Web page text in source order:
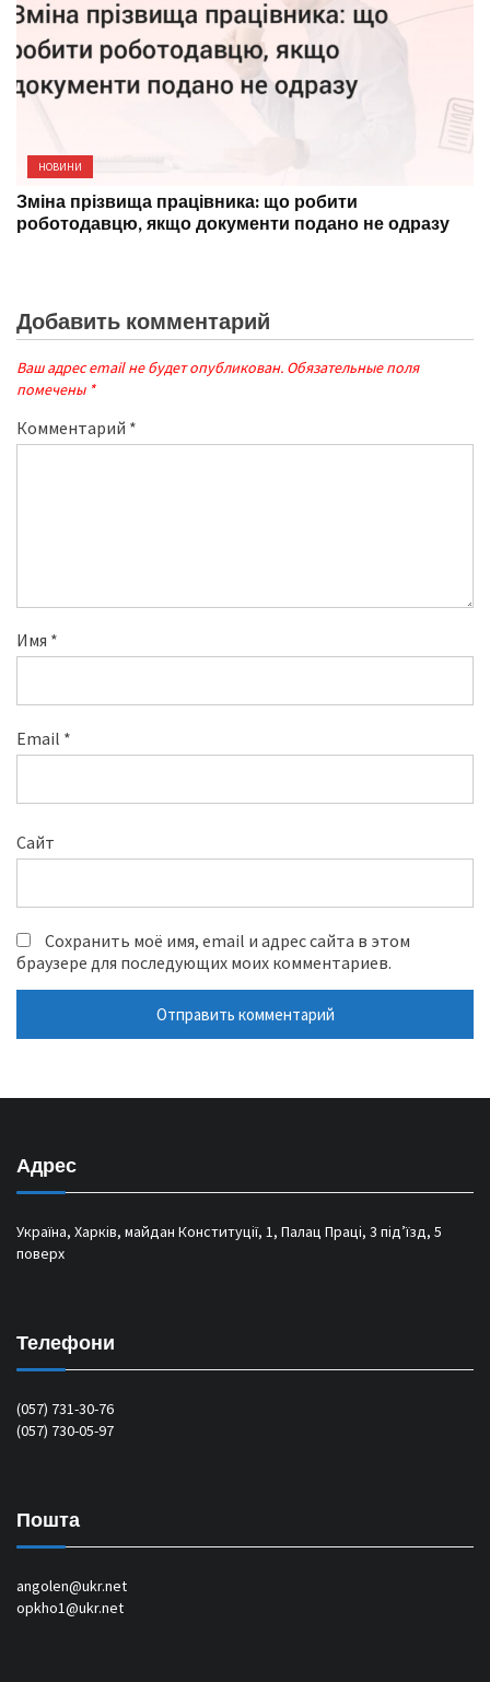
НОВИНИ
Зміна прізвища працівника: що робити
роботодавцю, якщо документи подано не одразу
Добавить комментарий
Ваш адрес email не будет опубликован. Обязательные поля
помечены *
Комментарий *
Имя *
Email *
Сайт
Сохранить моё имя, email и адрес сайта в этом
браузере для последующих моих комментариев.
Адрес
Україна, Харків, майдан Конституції, 1, Палац Праці, 3 під’їзд, 5
поверх
Телефони
(057) 731-30-76
(057) 730-05-97
Пошта
angolen@ukr.net
opkho1@ukr.net